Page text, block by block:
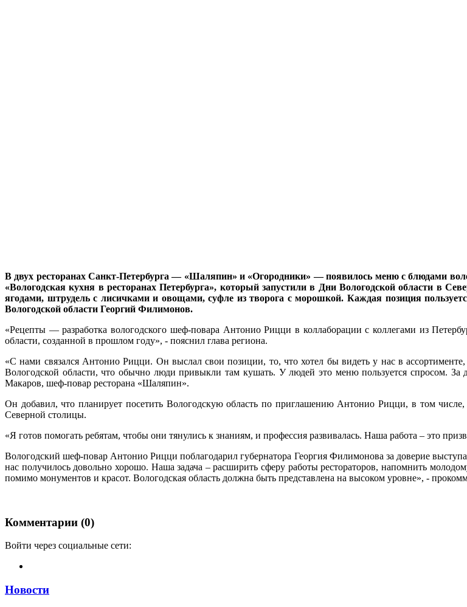
В двух ресторанах Санкт-Петербурга — «Шаляпин» и «Огородники» — появилось меню с блюдами
«Вологодская кухня в ресторанах Петербурга», который запустили в Дни Вологодской области в
ягодами, штрудель с лисичками и овощами, суфле из творога с морошкой. Каждая позиция
Вологодской области Георгий Филимонов.
«Рецепты — разработка вологодского шеф-повара Антонио Рицци в коллаборации с коллегами из
области, созданной в прошлом году», - пояснил глава региона.
«С нами связался Антонио Рицци. Он выслал свои позиции, то, что хотел бы видеть у нас в
Вологодской области, что обычно люди привыкли там кушать. У людей это меню пользуется спросом.
Макаров, шеф-повар ресторана «Шаляпин».
Он добавил, что планирует посетить Вологодскую область по приглашению Антонио Рицци, в том
Северной столицы.
«Я готов помогать ребятам, чтобы они тянулись к знаниям, и профессия развивалась. Наша работа – это
Вологодский шеф-повар Антонио Рицци поблагодарил губернатора Георгия Филимонова за доверие
нас получилось довольно хорошо. Наша задача – расширить сферу работы рестораторов, напомнить
помимо монументов и красот. Вологодская область должна быть представлена на высоком уровне», -
Комментарии (0)
Войти через социальные сети:
Новости